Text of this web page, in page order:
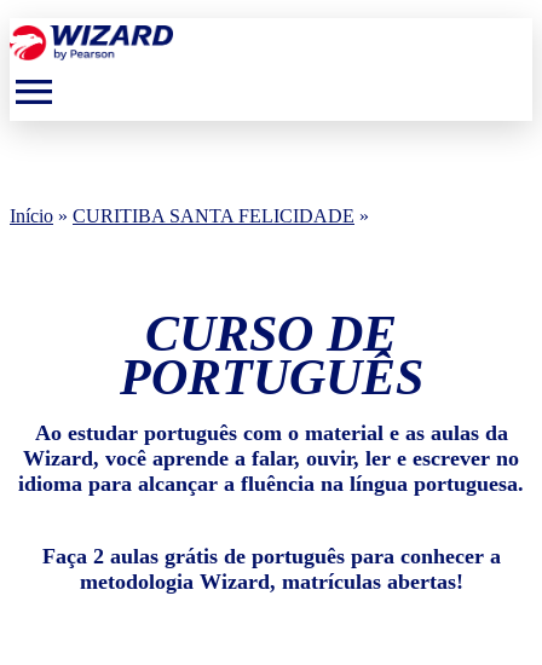
menu
Início » CURITIBA SANTA FELICIDADE »
CURSO DE
PORTUGUÊS
Ao estudar português com o material e as aulas da
Wizard, você aprende a falar, ouvir, ler e escrever no
idioma para alcançar a fluência na língua portuguesa.
Faça 2 aulas grátis de português para conhecer a
metodologia Wizard, matrículas abertas!